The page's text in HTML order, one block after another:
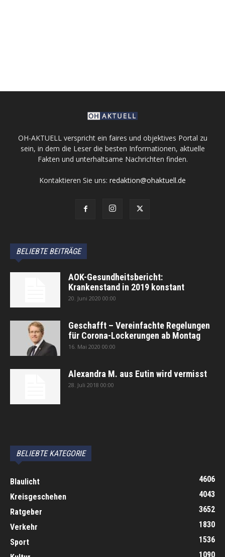
OH-AKTUELL verspricht ein faires und objektives Portal zu
sein, in dem die Leser die besten Informationen, aktuelle
Fakten und unterhaltsame Nachrichten finden.
Kontaktieren Sie uns: redaktion@ohaktuell.de
BELIEBTE BEITRÄGE
AOK-Gesundheitsbericht:
Krankenstand in 2019 konstant
20. Juni 2020 00:00
Geschafft – Vereinfachte Regelungen
für Corona-Lockerungen ab Montag
16. Mai 2020 00:00
Alexandra M. aus Eutin wird vermisst
28. Juli 2018 00:00
BELIEBTE KATEGORIE
Blaulicht
4606
Kreisgeschehen
4043
Ratgeber
3652
Verkehr
1830
Sport
1536
1090